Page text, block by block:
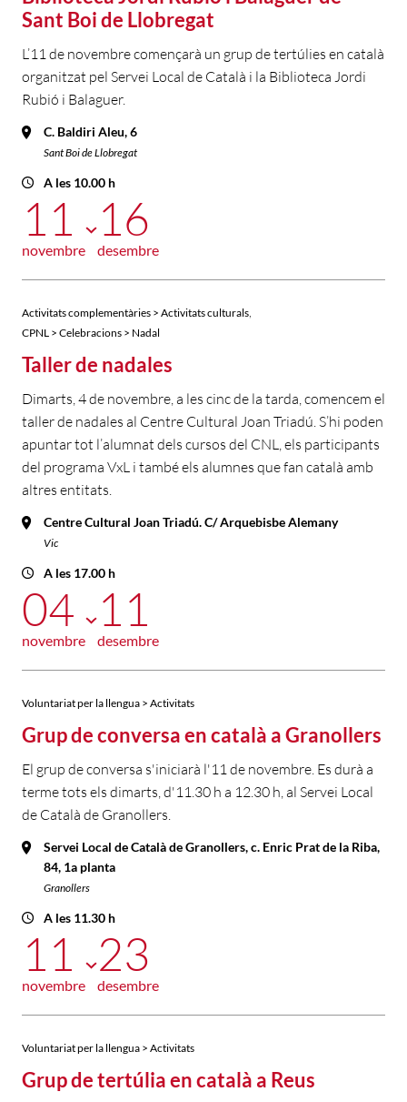
Sant Boi de Llobregat
L’11 de novembre començarà un grup de tertúlies en català
organitzat pel Servei Local de Català i la Biblioteca Jordi
Rubió i Balaguer.
C. Baldiri Aleu, 6
Sant Boi de Llobregat
A les 10.00 h
11
novembre
16
desembre
Activitats complementàries > Activitats culturals
CPNL > Celebracions > Nadal
Taller de nadales
Dimarts, 4 de novembre, a les cinc de la tarda, comencem el
taller de nadales al Centre Cultural Joan Triadú. S’hi poden
apuntar tot l’alumnat dels cursos del CNL, els participants
del programa VxL i també els alumnes que fan català amb
altres entitats.
Centre Cultural Joan Triadú. C/ Arquebisbe Alemany
Vic
A les 17.00 h
04
novembre
11
desembre
Voluntariat per la llengua > Activitats
Grup de conversa en català a Granollers
El grup de conversa s'iniciarà l'11 de novembre. Es durà a
terme tots els dimarts, d'11.30 h a 12.30 h, al Servei Local
de Català de Granollers.
Servei Local de Català de Granollers, c. Enric Prat de la Riba,
84, 1a planta
Granollers
A les 11.30 h
11
novembre
23
desembre
Voluntariat per la llengua > Activitats
Grup de tertúlia en català a Reus